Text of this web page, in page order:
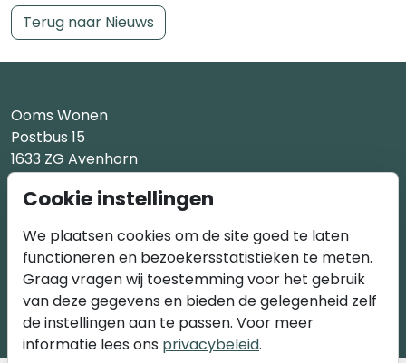
Terug naar Nieuws
Ooms Wonen
Postbus 15
1633 ZG Avenhorn
M3 Projectontwikkeling
Generaal Berenschotlaan 211-213
2283 JM Rijswijk
Cookie instellingen
We plaatsen cookies om de site goed te laten
functioneren en bezoekersstatistieken te meten.
Graag vragen wij toestemming voor het gebruik
van deze gegevens en bieden de gelegenheid zelf
de instellingen aan te passen. Voor meer
informatie lees ons privacybeleid.